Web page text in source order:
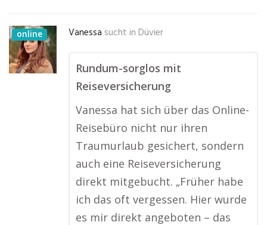
online Vanessa sucht in Düvier
Rundum-sorglos mit
Reiseversicherung
Vanessa hat sich über das Online-
Reisebüro nicht nur ihren
Traumurlaub gesichert, sondern
auch eine Reiseversicherung
direkt mitgebucht. „Früher habe
ich das oft vergessen. Hier wurde
es mir direkt angeboten – das